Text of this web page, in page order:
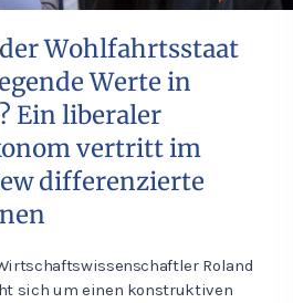
Wohlfahrtsstaat
Werte in
Ein liberaler
vertritt im
differenzierte
Roland
sich um einen konstruktiven